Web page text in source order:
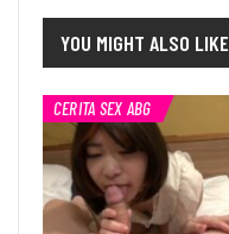
YOU MIGHT ALSO LIKE
CERITA SEX ABG